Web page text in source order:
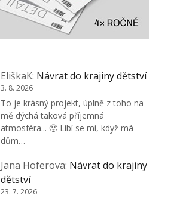
EliškaK: Návrat do krajiny dětství
3. 8. 2026
To je krásný projekt, úplně z toho na
mě dýchá taková příjemná
atmosféra... 🙂 Líbí se mi, když má
dům…
Jana Hoferova: Návrat do krajiny
dětství
23. 7. 2026